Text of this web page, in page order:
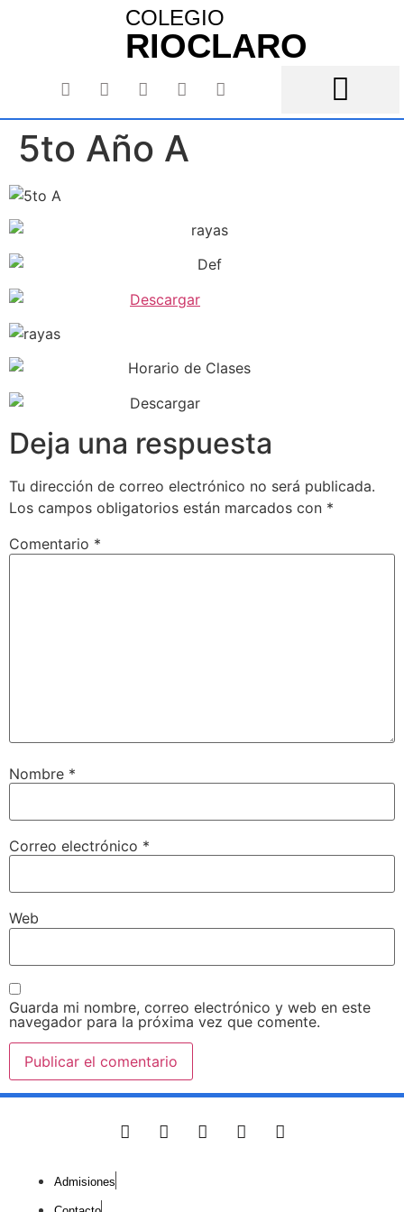
COLEGIO
RIOCLARO
5to Año A
Deja una respuesta
Tu dirección de correo electrónico no será publicada.
Los campos obligatorios están marcados con *
Comentario *
Nombre *
Correo electrónico *
Web
Guarda mi nombre, correo electrónico y web en este
navegador para la próxima vez que comente.
Admisiones